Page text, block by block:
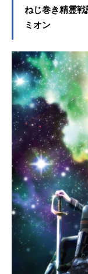
ねじ巻き精霊
ミオン